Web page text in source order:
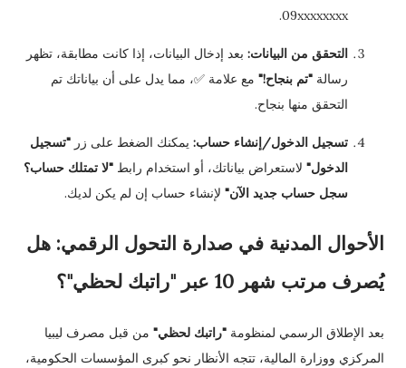
09xxxxxxxx.
التحقق من البيانات: بعد إدخال البيانات، إذا كانت مطابقة، تظهر
رسالة "تم بنجاح!" مع علامة ✅، مما يدل على أن بياناتك تم
التحقق منها بنجاح.
تسجيل الدخول/إنشاء حساب: يمكنك الضغط على زر "تسجيل
الدخول" لاستعراض بياناتك، أو استخدام رابط "لا تمتلك حساب؟
سجل حساب جديد الآن" لإنشاء حساب إن لم يكن لديك.
الأحوال المدنية في صدارة التحول الرقمي: هل
يُصرف مرتب شهر 10 عبر "راتبك لحظي"؟
بعد الإطلاق الرسمي لمنظومة "راتبك لحظي" من قبل مصرف ليبيا
المركزي ووزارة المالية، تتجه الأنظار نحو كبرى المؤسسات الحكومية،